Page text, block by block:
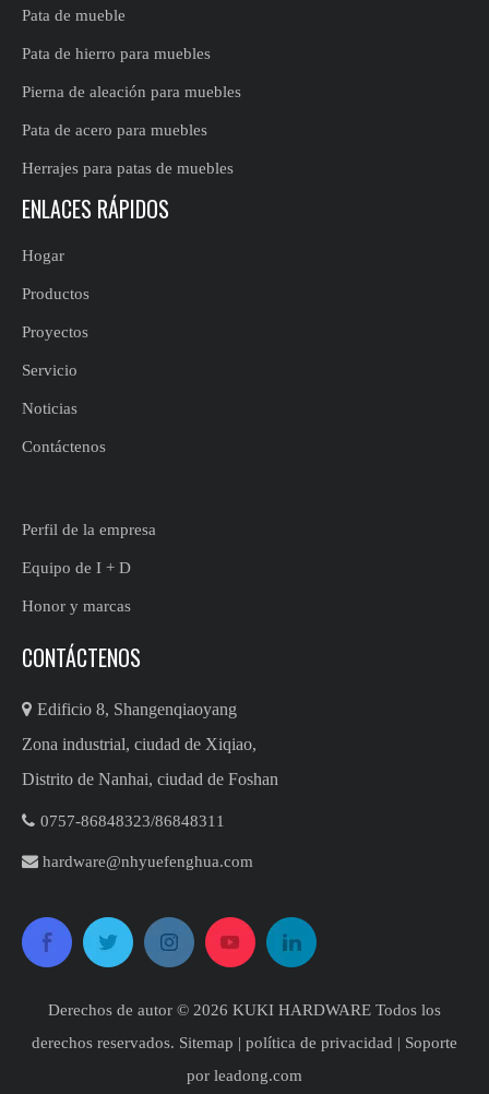
Pata de mueble
Pata de hierro para muebles
Pierna de aleación para muebles
Pata de acero para muebles
Herrajes para patas de muebles
ENLACES RÁPIDOS
Hogar
Productos
Proyectos
Servicio
Noticias
Contáctenos
Perfil de la empresa
Equipo de I + D
Honor y marcas
CONTÁCTENOS
 Edificio 8, Shangenqiaoyang
Zona industrial, ciudad de Xiqiao,
Distrito de Nanhai, ciudad de Foshan
 0757-86848323/86848311​​​​​​
 hardware@nhyuefenghua.com
Derechos de autor © 2026 ​​​​​​​ KUKI HARDWARE Todos los
derechos reservados. Sitemap | política de privacidad | Soporte
por leadong.com